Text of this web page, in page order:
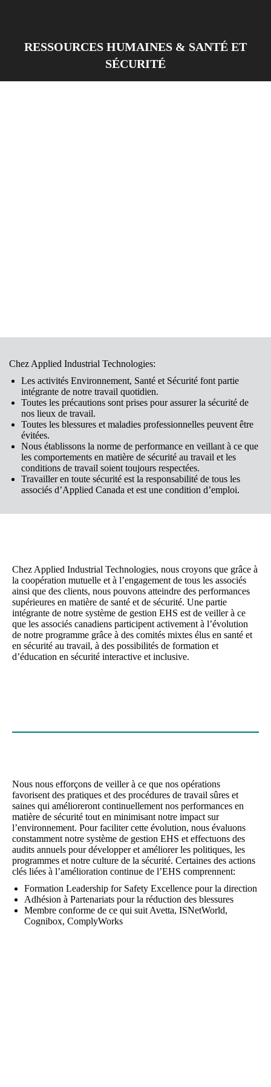
RESSOURCES HUMAINES & SANTÉ ET
SÉCURITÉ
Chez Applied Industrial Technologies:
Les activités Environnement, Santé et Sécurité font partie
intégrante de notre travail quotidien.
Toutes les précautions sont prises pour assurer la sécurité de
nos lieux de travail.
Toutes les blessures et maladies professionnelles peuvent être
évitées.
Nous établissons la norme de performance en veillant à ce que
les comportements en matière de sécurité au travail et les
conditions de travail soient toujours respectées.
Travailler en toute sécurité est la responsabilité de tous les
associés d’Applied Canada et est une condition d’emploi.
Chez Applied Industrial Technologies, nous croyons que grâce à
la coopération mutuelle et à l’engagement de tous les associés
ainsi que des clients, nous pouvons atteindre des performances
supérieures en matière de santé et de sécurité. Une partie
intégrante de notre système de gestion EHS est de veiller à ce
que les associés canadiens participent activement à l’évolution
de notre programme grâce à des comités mixtes élus en santé et
en sécurité au travail, à des possibilités de formation et
d’éducation en sécurité interactive et inclusive.
Nous nous efforçons de veiller à ce que nos opérations
favorisent des pratiques et des procédures de travail sûres et
saines qui amélioreront continuellement nos performances en
matière de sécurité tout en minimisant notre impact sur
l’environnement. Pour faciliter cette évolution, nous évaluons
constamment notre système de gestion EHS et effectuons des
audits annuels pour développer et améliorer les politiques, les
programmes et notre culture de la sécurité. Certaines des actions
clés liées à l’amélioration continue de l’EHS comprennent:
Formation Leadership for Safety Excellence pour la direction
Adhésion à Partenariats pour la réduction des blessures
Membre conforme de ce qui suit Avetta, ISNetWorld,
Cognibox, ComplyWorks